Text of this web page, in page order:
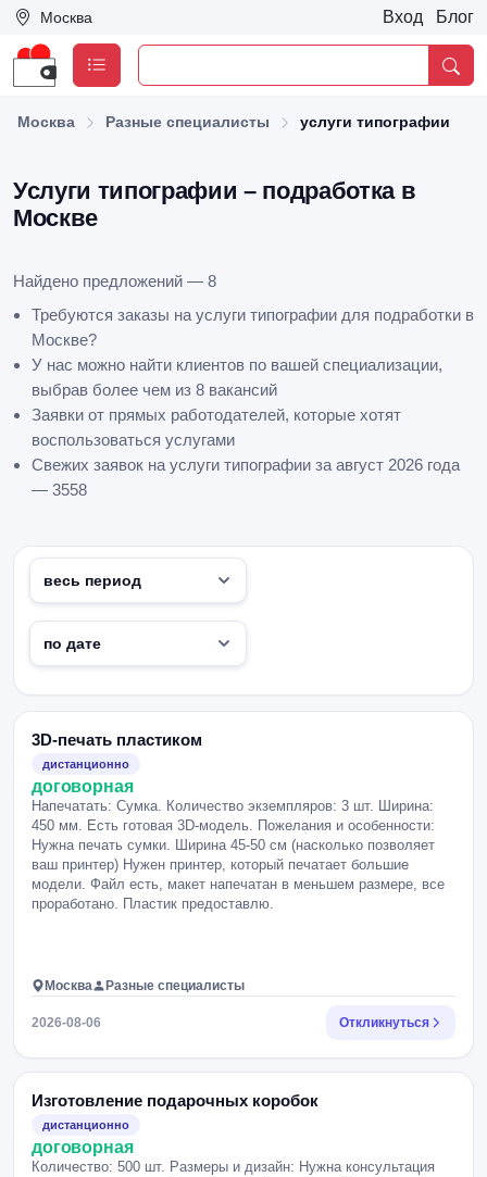
Москва Вход Блог
Москва Разные специалисты услуги типографии
Услуги типографии – подработка в
Москве
Найдено предложений — 8
Требуются заказы на услуги типографии для подработки в
Москве?
У нас можно найти клиентов по вашей специализации,
выбрав более чем из 8 вакансий
Заявки от прямых работодателей, которые хотят
воспользоваться услугами
Свежих заявок на услуги типографии за август 2026 года
— 3558
3D-печать пластиком
дистанционно
договорная
Напечатать: Сумка. Количество экземпляров: 3 шт. Ширина:
450 мм. Есть готовая 3D-модель. Пожелания и особенности:
Нужна печать сумки. Ширина 45-50 см (насколько позволяет
ваш принтер) Нужен принтер, который печатает большие
модели. Файл есть, макет напечатан в меньшем размере, все
проработано. Пластик предоставлю.
Москва Разные специалисты
2026-08-06 Откликнуться
Изготовление подарочных коробок
дистанционно
договорная
Количество: 500 шт. Размеры и дизайн: Нужна консультация